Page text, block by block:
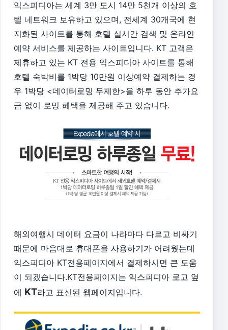
익스피디아는 세계 3만 도시 14만 5천개 이상의 호
텔 네트워크 보유하고 있으며, 전세계 30개국에 현
지화된 사이트를 통해 호텔 실시간 검색 및 온라인
예약 서비스를 제공하는 사이트입니다. KT 고객은
제휴하고 있는 KT 전용 익스피디아 사이트를 통해
호텔 숙박비를 1박당 10만원 이상예약 결제하는 경
우 1박당 <데이터로밍 무제한>을 하루 동안 추가요
금 없이 로밍 혜택을 제공해 주고 있습니다.
해외여행시 데이터 요금이 나라마다 다르고 비싸기
때문에 마음대로 휴대폰을 사용하기가 어려웠는데
익스피디아 KT전용페이지에서 결제하시면 큰 도움
이 되겠습니다.KT전용페이지는 익스피디아 로고 옆
에 KT라고 표신된 웹페이지입니다.